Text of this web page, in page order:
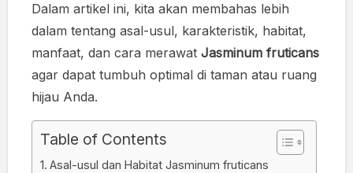
Dalam artikel ini, kita akan membahas lebih
dalam tentang asal-usul, karakteristik, habitat,
manfaat, dan cara merawat Jasminum fruticans
agar dapat tumbuh optimal di taman atau ruang
hijau Anda.
Table of Contents
Asal-usul dan Habitat Jasminum fruticans